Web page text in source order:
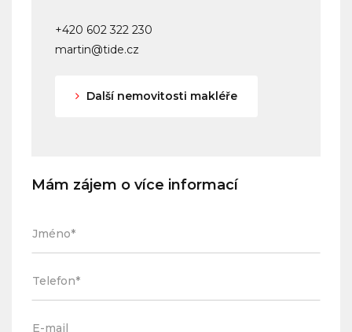
+420 602 322 230
martin@tide.cz
Další nemovitosti makléře
Mám zájem o více informací